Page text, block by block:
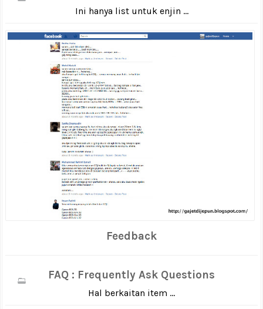
Ini hanya list untuk enjin ...
Feedback
FAQ : Frequently Ask Questions
Hal berkaitan item ...